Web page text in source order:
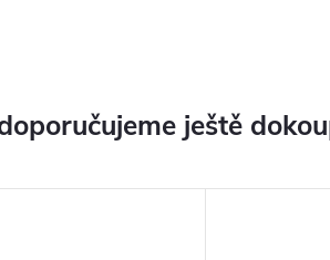
ještě